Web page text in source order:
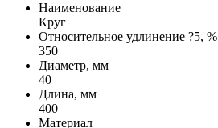
Наименование
Круг
Относительное удлинение ?5, %
350
Диаметр, мм
40
Длина, мм
400
Материал